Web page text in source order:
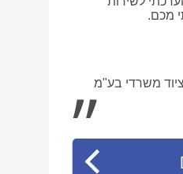
מכם.
משרדי בע"מ